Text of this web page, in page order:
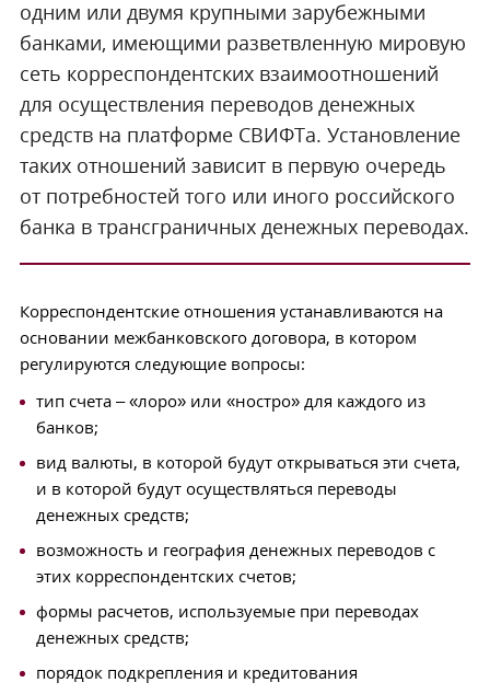
одним или двумя крупными зарубежными
банками, имеющими разветвленную мировую
сеть корреспондентских взаимоотношений
для осуществления переводов денежных
средств на платформе СВИФТа. Установление
таких отношений зависит в первую очередь
от потребностей того или иного российского
банка в трансграничных денежных переводах.
Корреспондентские отношения устанавливаются на
основании межбанковского договора, в котором
регулируются следующие вопросы:
тип счета – «лоро» или «ностро» для каждого из
банков;
вид валюты, в которой будут открываться эти счета,
и в которой будут осуществляться переводы
денежных средств;
возможность и география денежных переводов с
этих корреспондентских счетов;
формы расчетов, используемые при переводах
денежных средств;
порядок подкрепления и кредитования